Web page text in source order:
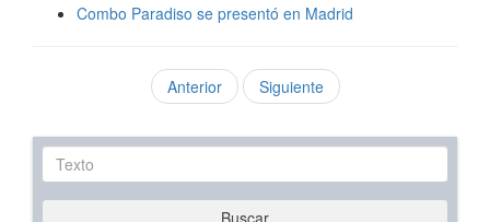
Combo Paradiso se presentó en Madrid
Anterior Siguiente
Texto